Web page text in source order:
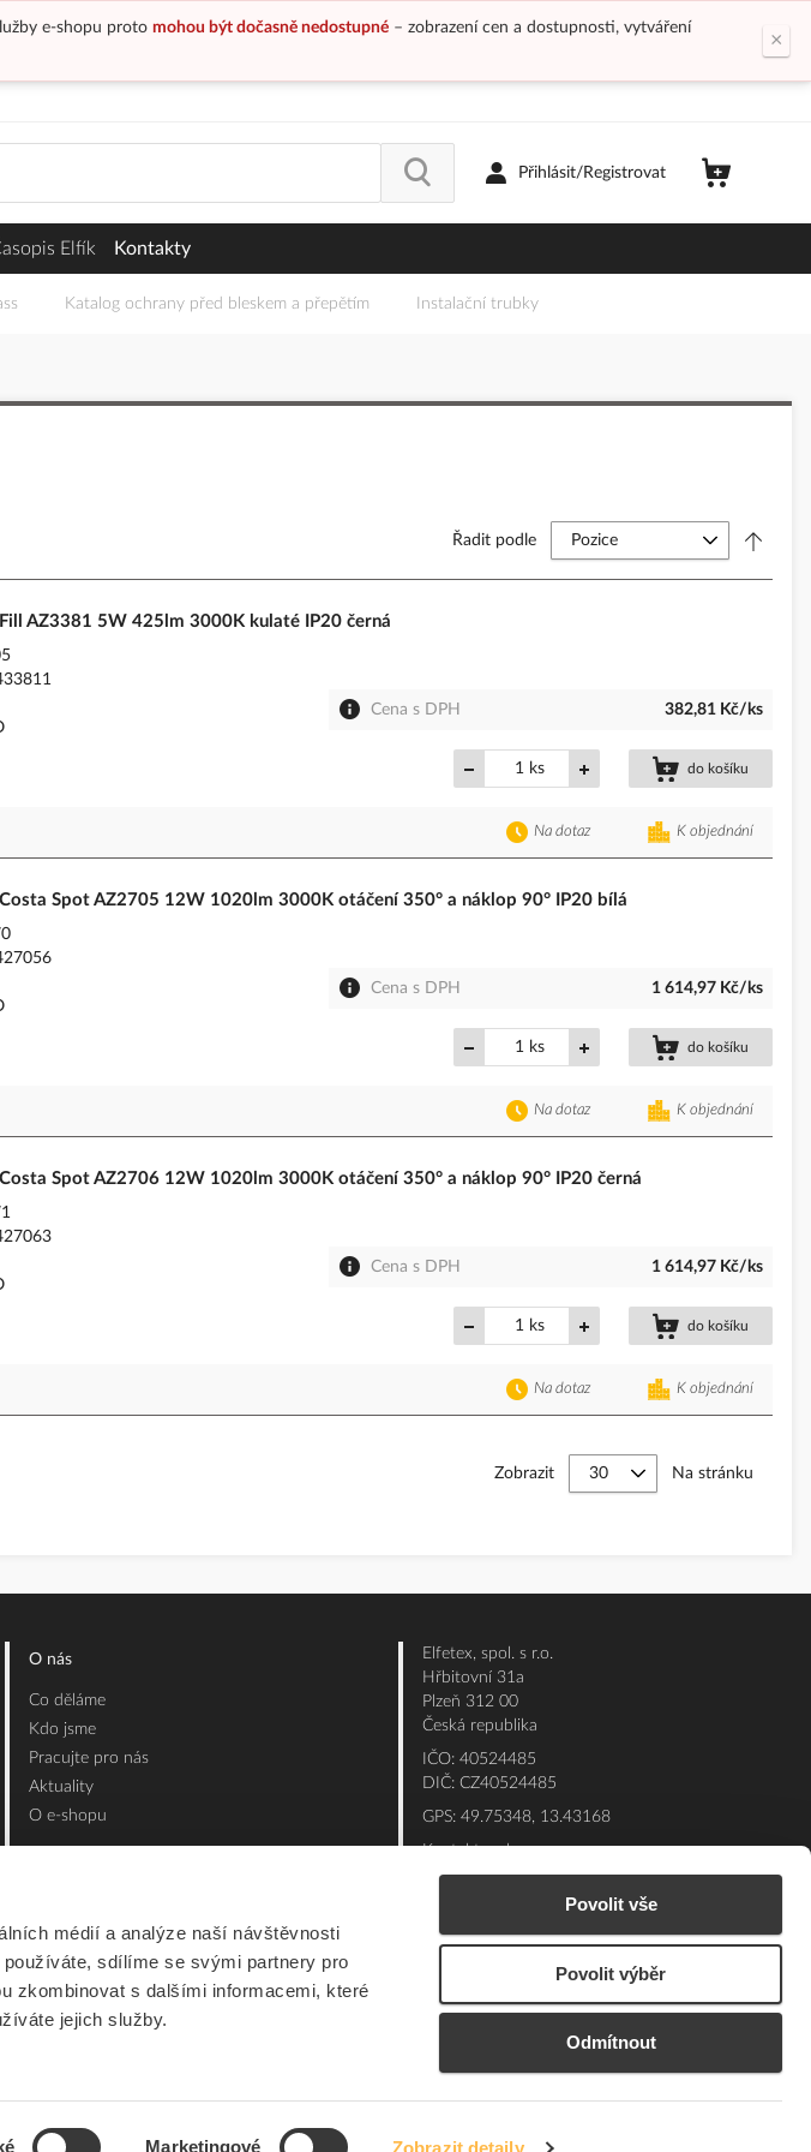
médií a analýze naší návštěvnosti
sdílíme se svými partnery pro
zkombinovat s dalšími informacemi, které
jejich služby.
Marketingové Zobrazit detaily
Povolit vše
Povolit výběr
Odmítnout
e-shopu proto mohou být dočasně nedostupné– zobrazení cen a dostupnosti, vytváření
×
Přihlásit/Registrovat
Elfík Kontakty
Katalog ochrany před bleskem a přepětím Instalační trubky
Řadit podle
AZ3381 5W 425lm 3000K kulaté IP20 černá
Cena s DPH 382,81 Kč/ks
ks do košíku
K objednání
Na dotaz
Spot AZ2705 12W 1020lm 3000K otáčení 350° a náklop 90° IP20 bílá
Cena s DPH 1 614,97 Kč/ks
ks do košíku
K objednání
Na dotaz
Spot AZ2706 12W 1020lm 3000K otáčení 350° a náklop 90° IP20 černá
Cena s DPH 1 614,97 Kč/ks
ks do košíku
K objednání
Na dotaz
Zobrazit Na stránku
O nás
Co děláme
Kdo jsme
Pracujte pro nás
Aktuality
O e-shopu
Elfetex, spol. s r.o.
Hřbitovní 31a
Plzeň 312 00
Česká republika
IČO: 40524485
DIČ: CZ40524485
GPS: 49.75348, 13.43168
Kontakt e-shop:
Po - Pá: 7:00 - 15:30
377 432 365
Technická podpora: 377 432 311
eshop@elfetex.cz